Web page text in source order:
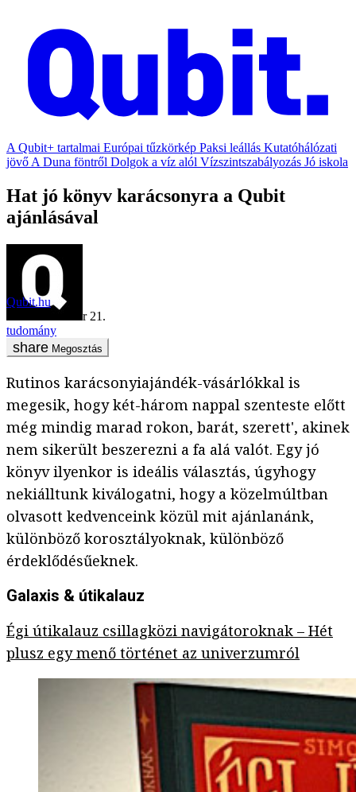
A Qubit+ tartalmai Európai tűzkörkép Paksi leállás Kutatóhálózati
jövő A Duna föntről Dolgok a víz alól Vízszintszabályozás Jó iskola
Hat jó könyv karácsonyra a Qubit
ajánlásával
Qubit.hu
2024. december 21.
tudomány
Megosztás
Rutinos karácsonyiajándék-vásárlókkal is
megesik, hogy két-három nappal szenteste előtt
még mindig marad rokon, barát, szerett', akinek
nem sikerült beszerezni a fa alá valót. Egy jó
könyv ilyenkor is ideális választás, úgyhogy
nekiálltunk kiválogatni, hogy a közelmúltban
olvasott kedvenceink közül mit ajánlanánk,
különböző korosztályoknak, különböző
érdeklődésűeknek.
Galaxis & útikalauz
Égi útikalauz csillagközi navigátoroknak – Hét
plusz egy menő történet az univerzumról